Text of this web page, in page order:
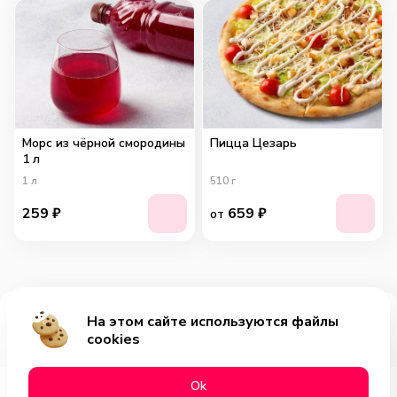
Добавить за 519₽
Морс из чёрной смородины
1 л
1 л
259 ₽
Пицца Цезарь
510 г
от 659 ₽
На этом сайте используются файлы
cookies
Оk